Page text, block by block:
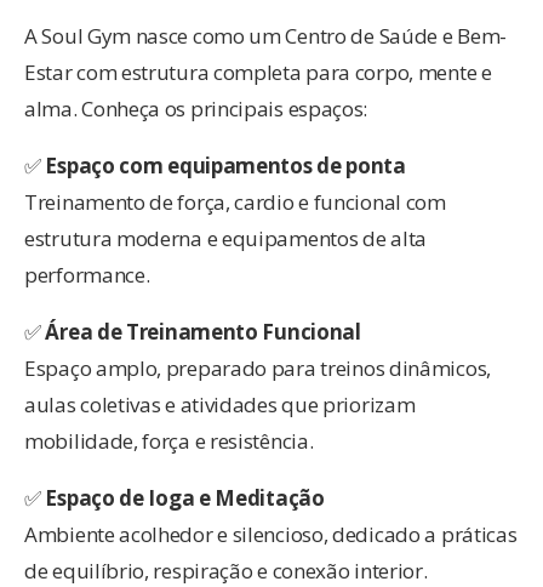
A Soul Gym nasce como um Centro de Saúde e Bem-
Estar com estrutura completa para corpo, mente e
alma. Conheça os principais espaços:
✅ Espaço com equipamentos de ponta
Treinamento de força, cardio e funcional com
estrutura moderna e equipamentos de alta
performance.
✅Área de Treinamento Funcional
Espaço amplo, preparado para treinos dinâmicos,
aulas coletivas e atividades que priorizam
mobilidade, força e resistência.
✅ Espaço de Ioga e Meditação
Ambiente acolhedor e silencioso, dedicado a práticas
de equilíbrio, respiração e conexão interior.